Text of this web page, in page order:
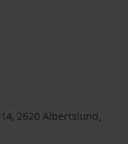
2620 Albertslund,